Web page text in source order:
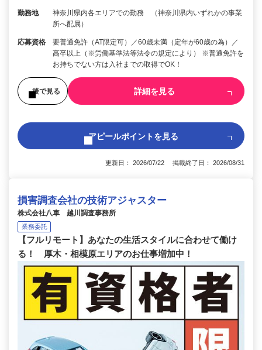
勤務地
神奈川県内各エリアでの勤務 （神奈川県内いずれかの事業
所へ配属）
応募資格
要普通免許（AT限定可）／60歳未満（定年が60歳の為）／
高卒以上（※労働基準法等法令の規定により） ※普通免許を
お持ちでない方は入社までの取得でOK！
後で見る 詳細を見る
アピールポイントを見る
更新日： 2026/07/22 掲載終了日： 2026/08/31
損害調査会社の技術アジャスター
株式会社八車 越川調査事務所
業務委託
【フルリモート】あなたの生活スタイルに合わせて働け
る！ 厚木・相模原エリアのお仕事増加中！